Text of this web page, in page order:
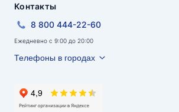
Контакты
8 800 444-22-60
Ежедневно с 9:00 до 20:00
Телефоны в городах